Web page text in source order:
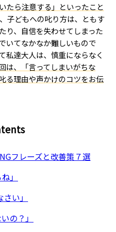
たら注意する」といったこと
子どもへの叱り方は、ともす
り、自信を失わせてしまった
いてなかなか難しいもので
私達大人は、慎重にならなく
は、「言ってしまいがちな
る理由や声かけのコツをお伝
フレーズと改善策７選
」
い」
の？」